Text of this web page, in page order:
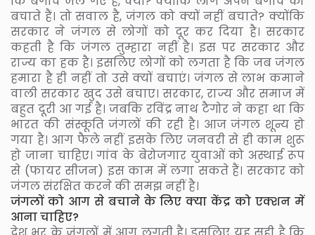
बचाते हैं। तो सवाल है, जंगल को क्यों नहीं बचाते? क्योंकि
सरकार ने जंगल से लोगों को दूर कर दिया है। सरकार
कहती है कि जंगल तुम्हारा नहीं है। इस पर सरकार और
राज्य का हक है। इसलिए लोगों को लगता है कि जब जंगल
हमारा है ही नहीं तो उसे क्यों बचाएं। जंगल से लाभ कमाने
वाली सरकार खुद उसे बचाए। सरकार, राज्य और समाज में
बहुत दूरी आ गई है। जबकि रविंद्र नाथ टैगोर ने कहा था कि
भारत की संस्कूति जंगलों की रही है। आज जंगल शून्य हो
गया है। आग फैले नहीं इसके लिए जनवरी से ही काम शुरू
हो जाना चाहिए। गांव के बेरोजगार युवाओं को अस्थाई रूप
से (फायर सीजन) इस काम में लगा सकते हैं। सरकार को
जंगल संरक्षित करने की समझ नहीं है।
जंगलों को आग से बचाने के लिए क्या केंद्र को एक्शन में
आना चाहिए?